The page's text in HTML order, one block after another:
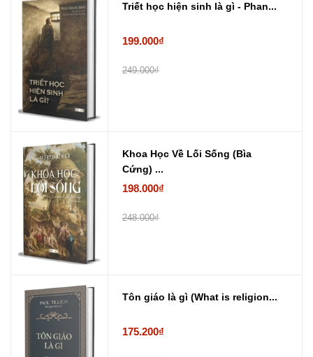
Triết học hiện sinh là gì - Phan...
199.000₫
249.000₫
Khoa Học Về Lối Sống (Bìa
Cứng) ...
198.000₫
248.000₫
Tôn giáo là gì (What is religion...
175.200₫